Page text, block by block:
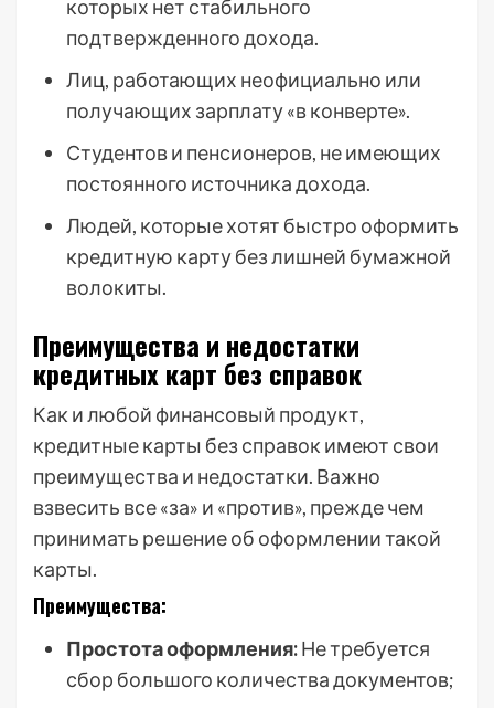
которых нет стабильного
подтвержденного дохода.
Лиц, работающих неофициально или
получающих зарплату «в конверте».
Студентов и пенсионеров, не имеющих
постоянного источника дохода.
Людей, которые хотят быстро оформить
кредитную карту без лишней бумажной
волокиты.
Преимущества и недостатки
кредитных карт без справок
Как и любой финансовый продукт,
кредитные карты без справок имеют свои
преимущества и недостатки. Важно
взвесить все «за» и «против», прежде чем
принимать решение об оформлении такой
карты.
Преимущества:
Простота оформления:Не требуется
сбор большого количества документов;